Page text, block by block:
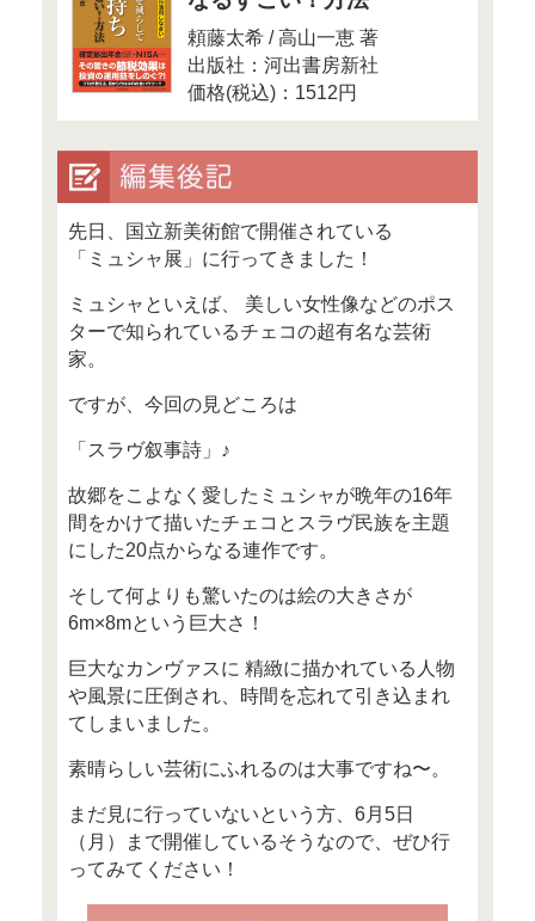
「お金の知識が、女性の人生
発信する女性向けWebメディア
Mocha（モカ）からオススメ
新年度から心機一転！
貯蓄賢者の「お金の貯め方